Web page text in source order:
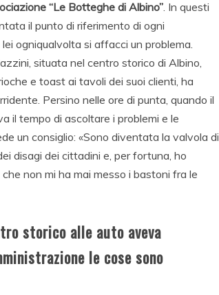
“Le Botteghe di Albino”. In questi
il punto di riferimento di ogni
ogniqualvolta si affacci un problema.
situata nel centro storico di Albino,
e toast ai tavoli dei suoi clienti, ha
Persino nelle ore di punta, quando il
il tempo di ascoltare i problemi e le
un consiglio: «Sono diventata la valvola di
disagi dei cittadini e, per fortuna, ho
non mi ha mai messo i bastoni fra le
storico alle auto aveva
le cose sono